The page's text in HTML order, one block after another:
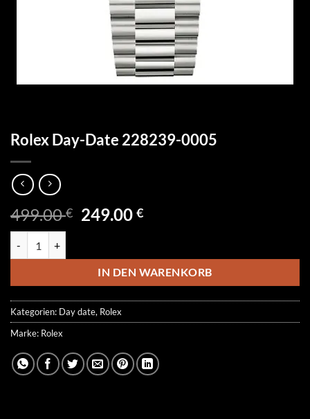
Rolex Day-Date 228239-0005
499.00€ Ursprünglicher
499.00 €
249.00€Aktueller
249.00 €.
IN DEN WARENKORB
Kategorien: Day date, Rolex
Marke: Rolex